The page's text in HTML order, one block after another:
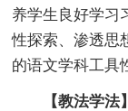
养学生良好学习
性探索、渗透思
的语文学科工具
【教法学法】